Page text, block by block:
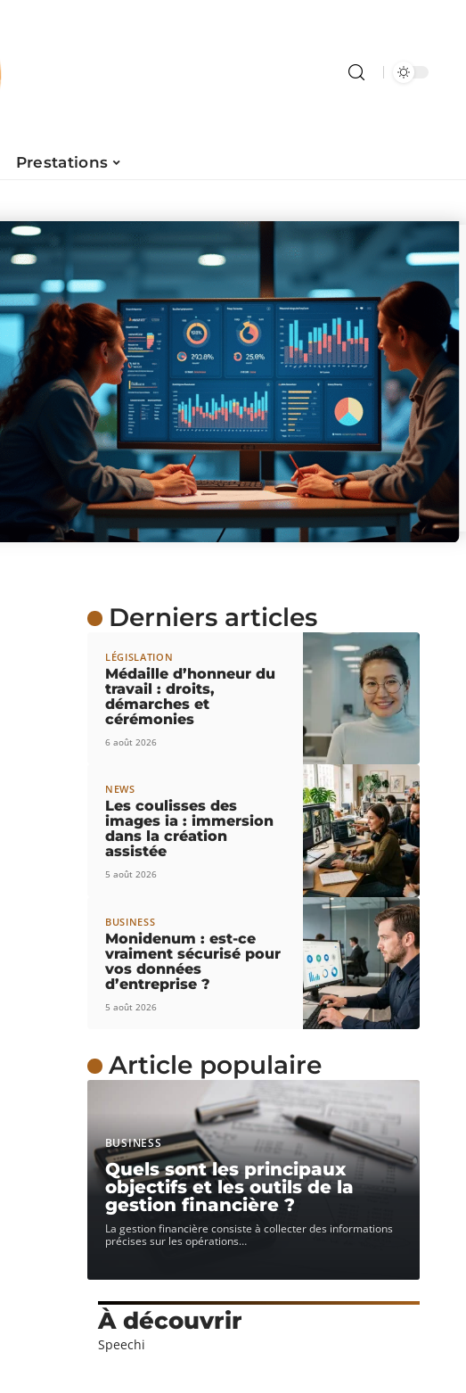
Prestations
Derniers articles
LÉGISLATION
Médaille d’honneur du
travail : droits,
démarches et
cérémonies
6 août 2026
NEWS
Les coulisses des
images ia : immersion
dans la création
assistée
5 août 2026
BUSINESS
Monidenum : est-ce
vraiment sécurisé pour
vos données
d’entreprise ?
5 août 2026
Article populaire
BUSINESS
Quels sont les principaux
objectifs et les outils de la
gestion financière ?
La gestion financière consiste à collecter des informations
précises sur les opérations…
À découvrir
Speechi